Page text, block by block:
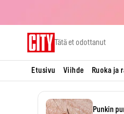
Tätä et odottanut
Etusivu Viihde Ruoka ja
Punkin